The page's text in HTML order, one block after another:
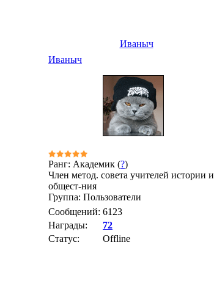
Иваныч
Иваныч
Ранг: Академик (?)
Член метод. совета учителей истории и
общест-ния
Группа: Пользователи
Сообщений: 6123
Награды:
72
Статус:
Offline